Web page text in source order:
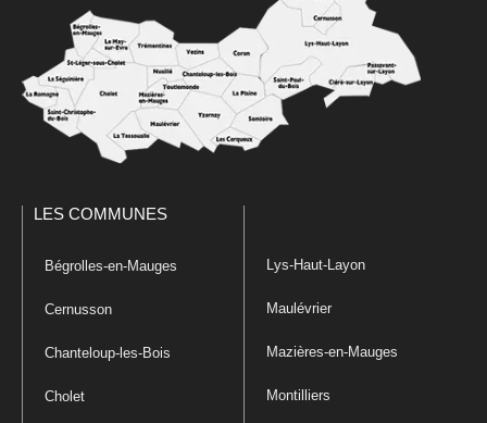
LES COMMUNES
Bégrolles-en-Mauges
Cernusson
Chanteloup-les-Bois
Cholet
Lys-Haut-Layon
Maulévrier
Mazières-en-Mauges
Montilliers